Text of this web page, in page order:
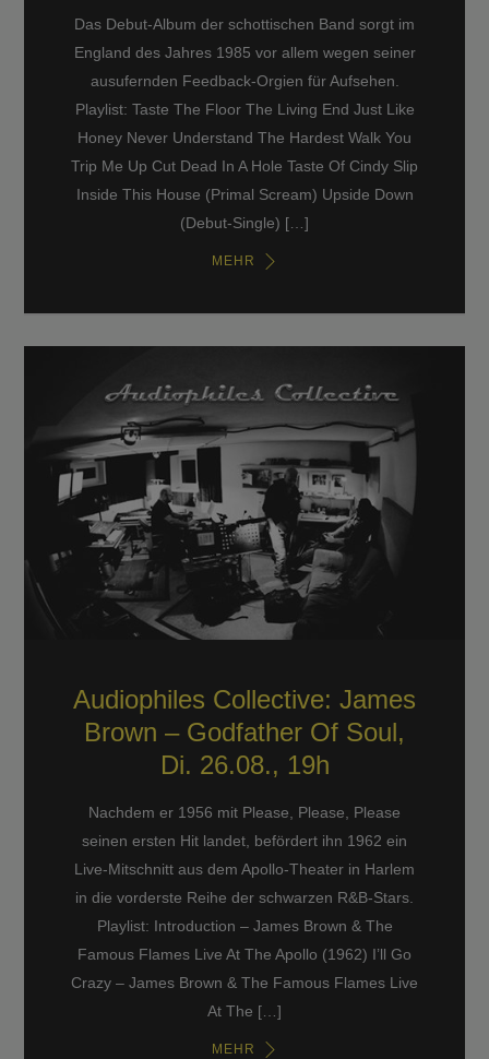
Das Debut-Album der schottischen Band sorgt im
England des Jahres 1985 vor allem wegen seiner
ausufernden Feedback-Orgien für Aufsehen.
Playlist: Taste The Floor The Living End Just Like
Honey Never Understand The Hardest Walk You
Trip Me Up Cut Dead In A Hole Taste Of Cindy Slip
Inside This House (Primal Scream) Upside Down
(Debut-Single) […]
MEHR
Audiophiles Collective: James
Brown – Godfather Of Soul,
Di. 26.08., 19h
Nachdem er 1956 mit Please, Please, Please
seinen ersten Hit landet, befördert ihn 1962 ein
Live-Mitschnitt aus dem Apollo-Theater in Harlem
in die vorderste Reihe der schwarzen R&B-Stars.
Playlist: Introduction – James Brown & The
Famous Flames Live At The Apollo (1962) I’ll Go
Crazy – James Brown & The Famous Flames Live
At The […]
MEHR